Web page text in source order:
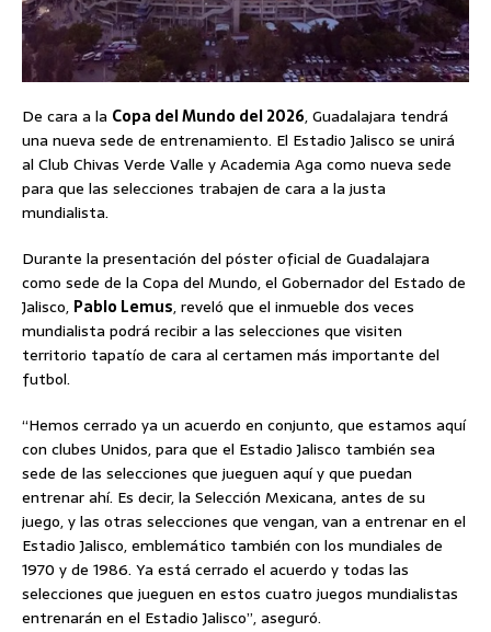
De cara a la Copa del Mundo del 2026, Guadalajara tendrá
una nueva sede de entrenamiento. El Estadio Jalisco se unirá
al Club Chivas Verde Valle y Academia Aga como nueva sede
para que las selecciones trabajen de cara a la justa
mundialista.
Durante la presentación del póster oficial de Guadalajara
como sede de la Copa del Mundo, el Gobernador del Estado de
Jalisco, Pablo Lemus, reveló que el inmueble dos veces
mundialista podrá recibir a las selecciones que visiten
territorio tapatío de cara al certamen más importante del
futbol.
“Hemos cerrado ya un acuerdo en conjunto, que estamos aquí
con clubes Unidos, para que el Estadio Jalisco también sea
sede de las selecciones que jueguen aquí y que puedan
entrenar ahí. Es decir, la Selección Mexicana, antes de su
juego, y las otras selecciones que vengan, van a entrenar en el
Estadio Jalisco, emblemático también con los mundiales de
1970 y de 1986. Ya está cerrado el acuerdo y todas las
selecciones que jueguen en estos cuatro juegos mundialistas
entrenarán en el Estadio Jalisco”, aseguró.